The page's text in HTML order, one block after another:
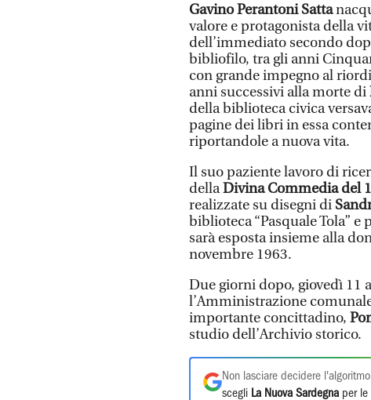
Gavino Perantoni Satta
valore e protagonista della
dell’immediato secondo
bibliofilo, tra gli anni
con grande impegno al
anni successivi alla morte di
della biblioteca civica
pagine dei libri in essa
riportandole a nuova vita.
Il suo paziente lavoro di
dellaDivina Commedia del
realizzate su disegni di
biblioteca “Pasquale Tola” e
sarà esposta insieme alla
novembre 1963.
Due giorni dopo, giovedì 11
l’Amministrazione
importante concittadino,
studio dell’Archivio storico.
Non lasciare decidere
scegli La Nuova Sardegna per le